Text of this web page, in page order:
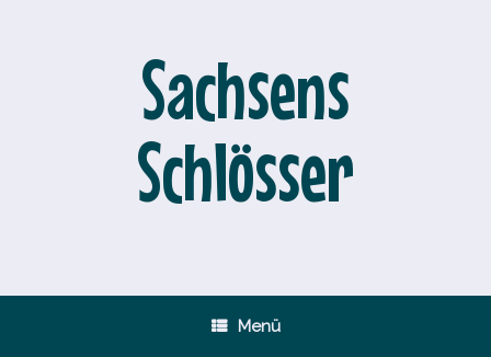
Sachsens
Schlösser
Menü